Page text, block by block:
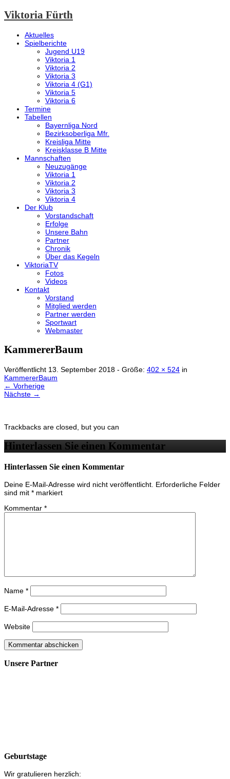
Viktoria Fürth
Aktuelles
Spielberichte
Jugend U19
Viktoria 1
Viktoria 2
Viktoria 3
Viktoria 4 (G1)
Viktoria 5
Viktoria 6
Termine
Tabellen
Bayernliga Nord
Bezirksoberliga Mfr.
Kreisliga Mitte
Kreisklasse B Mitte
Mannschaften
Neuzugänge
Viktoria 1
Viktoria 2
Viktoria 3
Viktoria 4
Der Klub
Vorstandschaft
Erfolge
Unsere Bahn
Partner
Chronik
Über das Kegeln
ViktoriaTV
Fotos
Videos
Kontakt
Vorstand
Mitglied werden
Partner werden
Sportwart
Webmaster
KammererBaum
Veröffentlicht 13. September 2018 - Größe: 402 × 524 in
KammererBaum
← Vorherige
Nächste →
Trackbacks are closed, but you can
Hinterlassen Sie einen Kommentar
Hinterlassen Sie einen Kommentar
Deine E-Mail-Adresse wird nicht veröffentlicht. Erforderliche Felder
sind mit * markiert
Kommentar *
Name *
E-Mail-Adresse *
Website
Unsere Partner
Geburtstage
Wir gratulieren herzlich: